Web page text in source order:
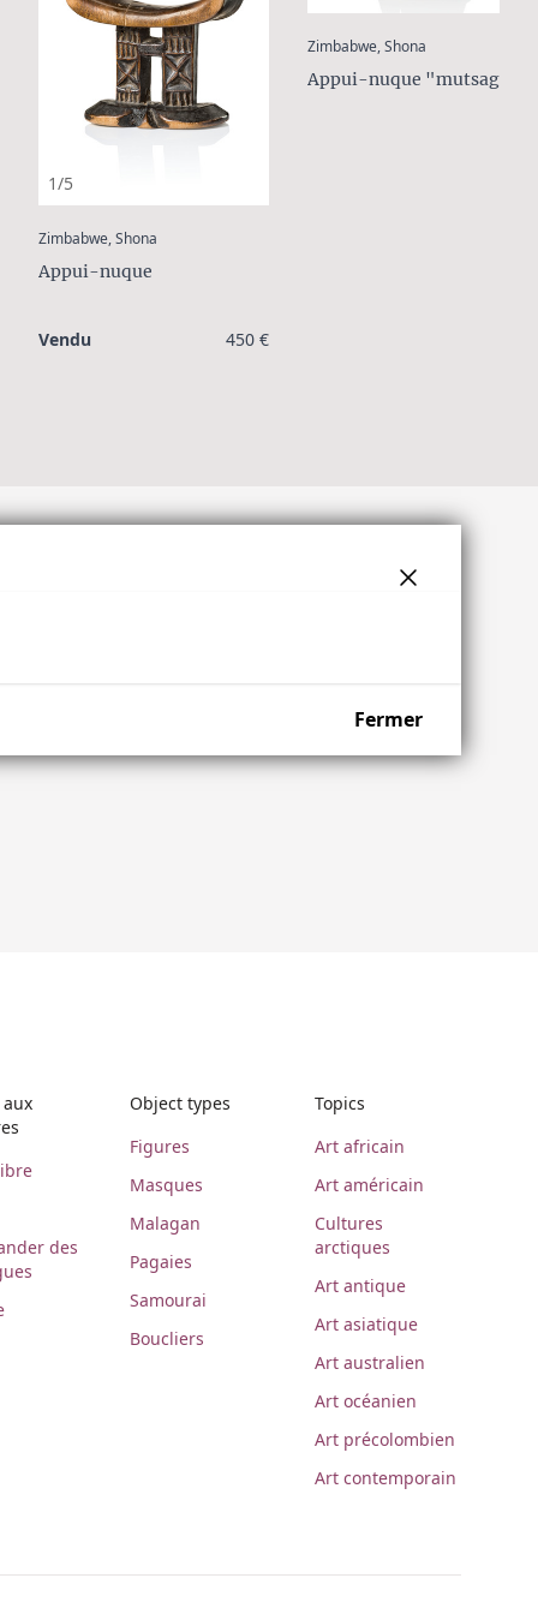
1/5
Zimbabwe, Shona
Appui-nuque
Vendu 450 €
Zimbabwe, Shona
Appui-nuque "mutsago"
Fermer
aux
des
Object types
Figures
Masques
Malagan
Pagaies
Samourai
Boucliers
Topics
Art africain
Art américain
Cultures
arctiques
Art antique
Art asiatique
Art australien
Art océanien
Art précolombien
Art contemporain